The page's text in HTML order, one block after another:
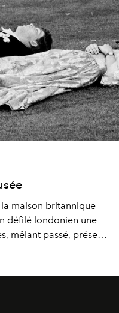
maison britannique
défilé londonien une
mêlant passé, présent